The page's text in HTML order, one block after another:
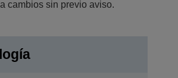
cambios sin previo aviso.